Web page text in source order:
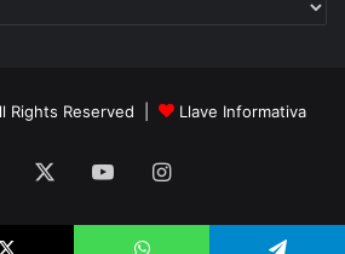
Rights Reserved | Llave Informativa
YouTubeInstagram